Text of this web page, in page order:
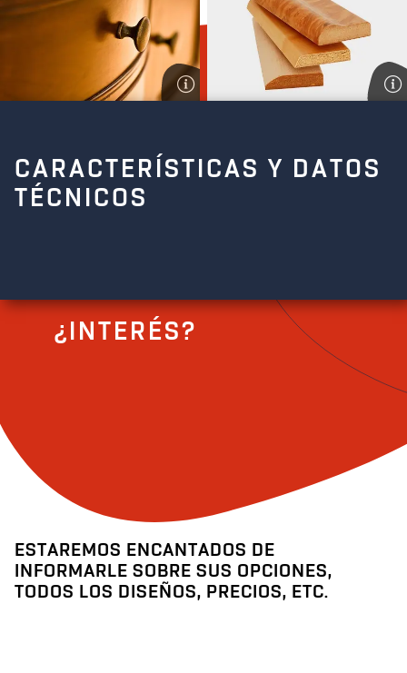
CARACTERÍSTICAS Y DATOS
TÉCNICOS
¿INTERÉS?
ESTAREMOS ENCANTADOS DE
INFORMARLE SOBRE SUS OPCIONES,
TODOS LOS DISEÑOS, PRECIOS, ETC.